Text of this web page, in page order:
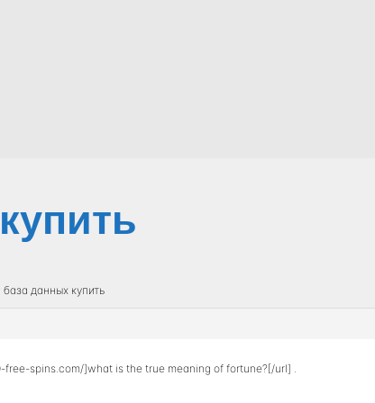
база данных купить
spins.com/]what is the true meaning of fortune?[/url] .